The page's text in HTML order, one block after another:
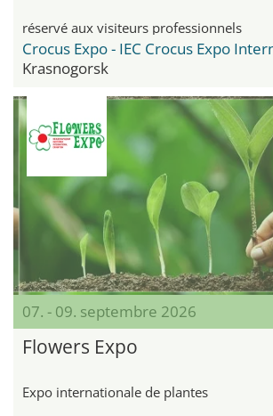
réservé aux visiteurs professionnels
Krasnogorsk
07. - 09. septembre 2026
Flowers Expo
Expo internationale de plantes